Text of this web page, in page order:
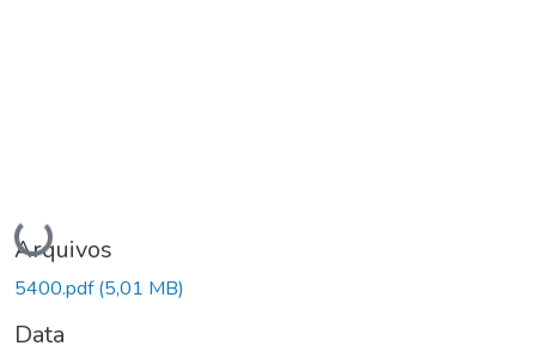
Carregando...
Arquivos
5400.pdf(5,01 MB)
Data